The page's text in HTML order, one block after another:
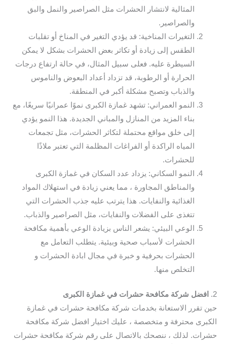
المثالية لانتشار الحشرات مثل الصراصير والنمل والبق
والصراصير.
التغيرات المناخية: قد يؤدي التغير في المناخ أو تقلبات
الطقس إلى زيادة أو تكاثر بعض الحشرات بشكل لا يمكن
السيطرة عليه. فعلى سبيل المثال، في حالة ارتفاع درجات
الحرارة أو الرطوبة، قد تزداد أعداد البعوض والناموس
والذباب وتصبح مشكلة أكبر في المنطقة.
النمو العمراني: تشهد غمازة الكبرى نموًا عمرانيًا سريعًا، مع
بناء المزيد من المنازل والمباني الجديدة. هذا النمو يؤدي
إلى خلق مواقع محتملة لتكاثر الحشرات، مثل تجمعات
المياه الراكدة أو الفراغات المظلمة التي تعتبر ملاذًا
للحشرات.
النمو السكاني: يزداد عدد السكان في غمازة الكبرى
والمناطق المجاورة ، مما يعني زيادة في استهلاك المواد
الغذائية والنفايات. هذا يترتب عليه جذب الحشرات التي
تتغذى على الفضلات والنفايات، مثل الصراصير والذباب.
الوعي البيئي: يشعر الناس بزيادة الوعي بأهمية مكافحة
الحشرات لأسباب صحية وبيئية. يتطلب التعامل مع
الحشرات بحرفية و خبرة في مجال ابادة الحشرات و
التخلص منها.
2.
افضل شركة مكافحة حشرات في غمازة الكبرى
حين تقرر الاستعانة بخدمات شركة مكافحة حشرات في غمازة
الكبرى محترفة و متخصصة ، عليك اختيار افضل شركة مكافحة
حشرات. لذلك ، ننصحك بالاتصال على رقم شركة مكافحة حشرات